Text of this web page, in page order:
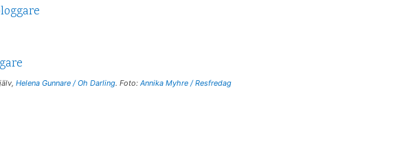
Helena Gunnare / Oh Darling. Foto: Annika Myhre / Resfredag